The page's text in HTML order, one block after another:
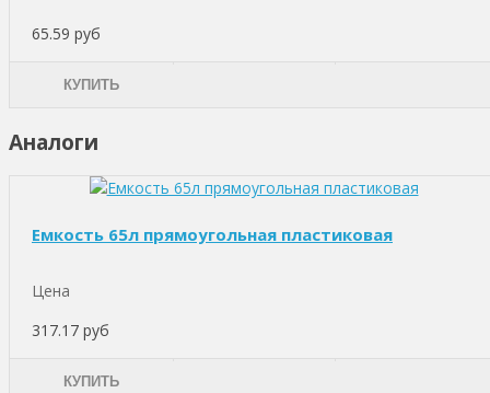
65.59 руб
КУПИТЬ
Аналоги
Емкость 65л прямоугольная пластиковая
Цена
317.17 руб
КУПИТЬ